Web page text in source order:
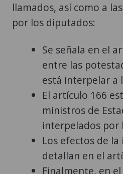
llamados, así como a
por los diputados:
Se señala en el
entre las
está interpelar a
El artículo 166
ministros de
interpelados por
Los efectos de
detallan en el
Finalmente, en